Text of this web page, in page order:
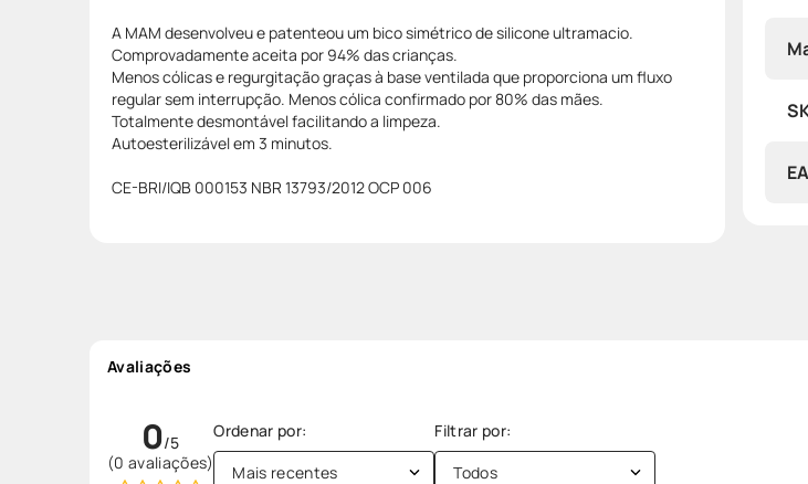
A MAM desenvolveu e patenteou um bico simétrico de silicone ultramacio.
Comprovadamente aceita por 94% das crianças.
Menos cólicas e regurgitação graças à base ventilada que proporciona um fluxo
regular sem interrupção. Menos cólica confirmado por 80% das mães.
Totalmente desmontável facilitando a limpeza.
Autoesterilizável em 3 minutos.
CE-BRI/IQB 000153 NBR 13793/2012 OCP 006
Avaliações
0
(0 avaliações) Mais recentes Todos